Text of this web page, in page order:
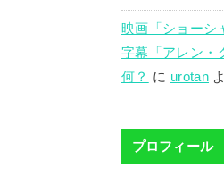
映画「ショーシ
字幕「アレン・
何？
に urotan
プロフィール